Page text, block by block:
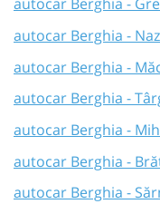
autocar Berghia -
autocar Berghia -
autocar Berghia -
autocar Berghia -
autocar Berghia -
autocar Berghia -